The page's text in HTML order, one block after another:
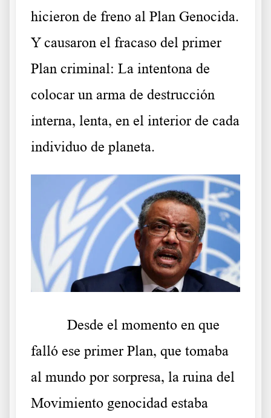
hicieron de freno al Plan Genocida.
Y causaron el fracaso del primer
Plan criminal: La intentona de
colocar un arma de destrucción
interna, lenta, en el interior de cada
individuo de planeta.
Desde el momento en que
falló ese primer Plan, que tomaba
al mundo por sorpresa, la ruina del
Movimiento genocidad estaba